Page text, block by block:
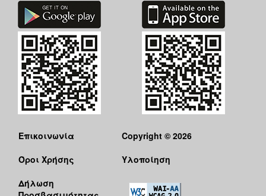
Επικοινωνία
Όροι Χρήσης
Δήλωση
Copyright © 2026
Υλοποίηση